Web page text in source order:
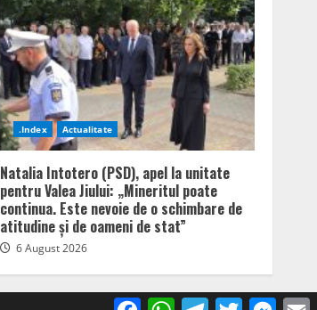
.Index Actualitate
Natalia Intotero (PSD), apel la unitate
pentru Valea Jiului: „Mineritul poate
continua. Este nevoie de o schimbare de
atitudine și de oameni de stat”
6 August 2026
FacebookWhatsAppTelegram
Twitter